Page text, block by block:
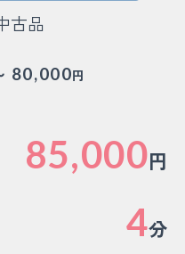
古品
80,000円
85,000円
4分